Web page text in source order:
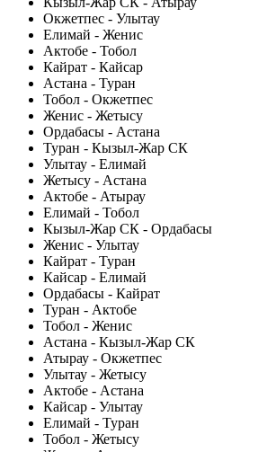
Окжетпес - Улытау
Елимай - Женис
Актобе - Тобол
Кайрат - Кайсар
Астана - Туран
Тобол - Окжетпес
Женис - Жетысу
Ордабасы - Астана
Туран - Кызыл-Жар СК
Улытау - Елимай
Жетысу - Астана
Актобе - Атырау
Елимай - Тобол
Кызыл-Жар СК - Ордабасы
Женис - Улытау
Кайрат - Туран
Кайсар - Елимай
Ордабасы - Кайрат
Туран - Актобе
Тобол - Женис
Астана - Кызыл-Жар СК
Атырау - Окжетпес
Улытау - Жетысу
Актобе - Астана
Кайсар - Улытау
Елимай - Туран
Тобол - Жетысу